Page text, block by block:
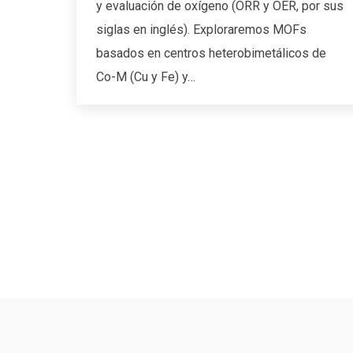
y evaluación de oxígeno (ORR y OER, por sus
siglas en inglés). Exploraremos MOFs
basados en centros heterobimetálicos de
Co-M (Cu y Fe) y…